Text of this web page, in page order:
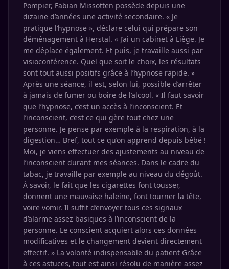
Pompier, Fabian Missotten possède depuis une
dizaine d’années une activité secondaire. « Je
pratique l’hypnose », déclare celui qui prépare son
déménagement à Herstal. « J’ai un cabinet à Liège. Je
me déplace également. Et puis, je travaille aussi par
visioconférence. Quel que soit le choix, les résultats
sont tout aussi positifs grâce à l’hypnose rapide. »
Après une séance, il est, selon lui, possible d’arrêter
à jamais de fumer ou boire de l’alcool. « Il faut savoir
que l’hypnose, c’est un accès à l’inconscient. Et
l’inconscient, c’est ce qui gère tout chez une
personne. Je pense par exemple à la respiration, à la
digestion… Bref, tout ce qu’on apprend depuis bébé !
Moi, je viens effectuer des ajustements au niveau de
l’inconscient durant mes séances. Dans le cadre du
tabac, je travaille par exemple au niveau du dégoût.
À savoir, le fait que les cigarettes font tousser,
donnent une mauvaise haleine, font tourner la tête,
voire vomir. Il suffit d’envoyer tous ces signaux
d’alarme assez basiques à l’inconscient de la
personne. Le conscient acquiert alors ces données
modificatives et le changement devient directement
effectif. » La volonté indispensable du patient Grâce
à ces astuces, tout est ainsi résolu de manière assez